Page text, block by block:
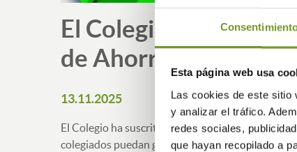
Esta página web usa
Las cookies de este sitio
y analizar el tráfico.
redes sociales,
que hayan recopilado a
El Colegio Actúa
de Ahorro Energético
13.11.2025
El Colegio ha suscrito un acuerdo de
colegiados puedan gestionar y canalizar los